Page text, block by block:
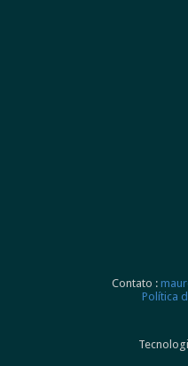
Contato :
Política